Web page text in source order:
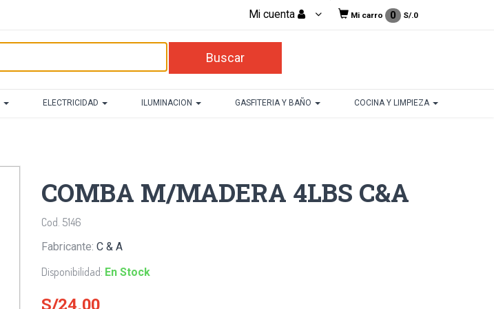
Mi cuenta Mi carro 0 S/.0
ELECTRICIDAD ILUMINACION GASFITERIA Y BAÑO COCINA Y LIMPIEZA
COMBA M/MADERA 4LBS C&A
Cod. 5146
Fabricante: C & A
Disponibilidad: En Stock
S/24.00